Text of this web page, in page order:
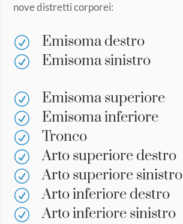
nove distretti corporei:
R Emisoma destro
R Emisoma sinistro
R Emisoma superiore
R Emisoma inferiore
R Tronco
R Arto superiore destro
R Arto superiore sinistro
R Arto inferiore destro
R Arto inferiore sinistro